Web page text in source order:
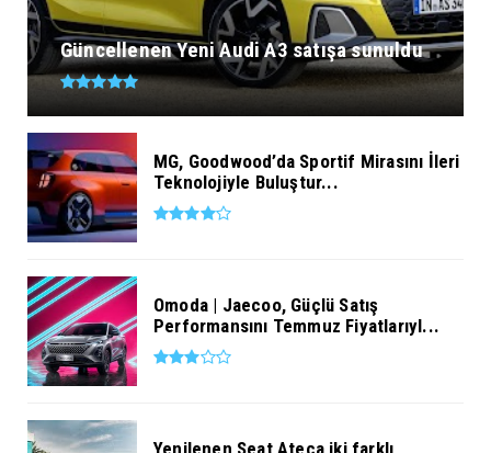
Güncellenen Yeni Audi A3 satışa sunuldu
MG, Goodwood’da Sportif Mirasını İleri
Teknolojiyle Buluştur...
Omoda | Jaecoo, Güçlü Satış
Performansını Temmuz Fiyatlarıyl...
Yenilenen Seat Ateca iki farklı